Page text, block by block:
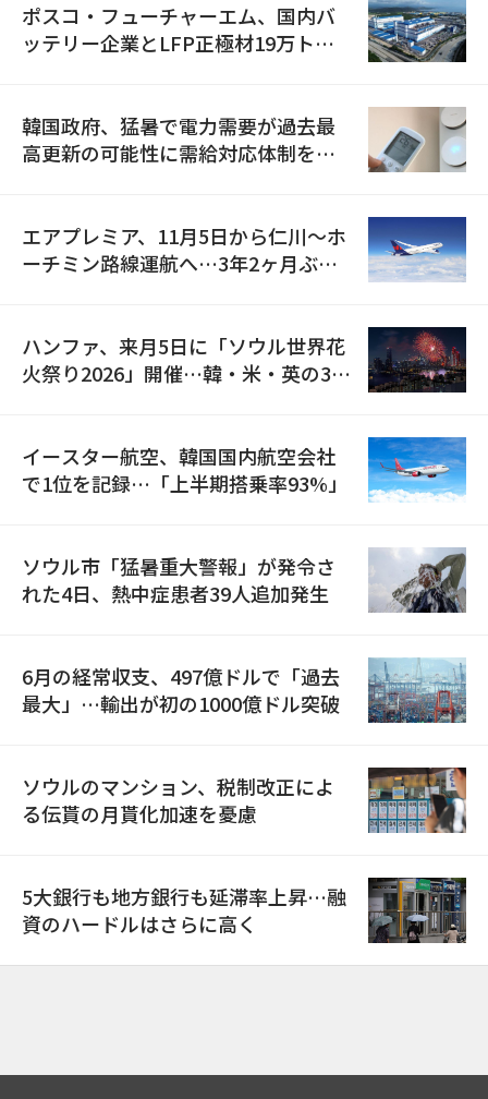
ポスコ・フューチャーエム、国内バ
ッテリー企業とLFP正極材19万トン
韓国政府、猛暑で電力需要が過去最
高更新の可能性に需給対応体制を点
エアプレミア、11月5日から仁川〜ホ
ーチミン路線運航へ…3年2ヶ月ぶり
ハンファ、来月5日に「ソウル世界花
火祭り2026」開催…韓・米・英の3カ
イースター航空、韓国国内航空会社
で1位を記録…「上半期搭乗率93%」
ソウル市「猛暑重大警報」が発令さ
れた4日、熱中症患者39人追加発生
6月の経常収支、497億ドルで「過去
最大」…輸出が初の1000億ドル突破
ソウルのマンション、税制改正によ
る伝貰の月貰化加速を憂慮
5大銀行も地方銀行も延滞率上昇…融
資のハードルはさらに高く